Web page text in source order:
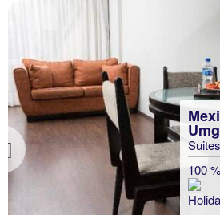
Previous
100